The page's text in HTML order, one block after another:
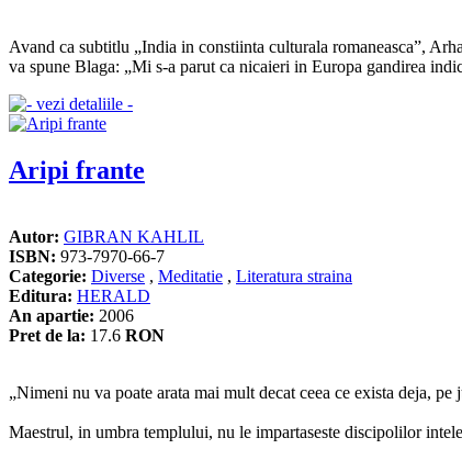
Avand ca subtitlu „India in constiinta culturala romaneasca”,
va spune Blaga: „Mi s-a parut ca nicaieri in Europa gandirea
Aripi frante
Autor: GIBRAN KAHLIL
ISBN: 973-7970-66-7
Categorie: Diverse , Meditatie , Literatura straina
Editura: HERALD
An apartie: 2006
Pret de la: 17.6 RON
„Nimeni nu va poate arata mai mult decat ceea ce exista deja,
Maestrul, in umbra templului, nu le impartaseste discipo­lilor